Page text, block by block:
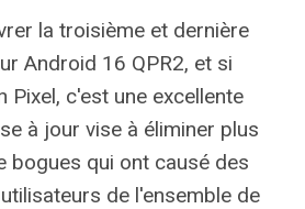
la troisième et dernière
Android 16 QPR2, et si
Pixel, c'est une excellente
à jour vise à éliminer plus
bogues qui ont causé des
de l'ensemble de